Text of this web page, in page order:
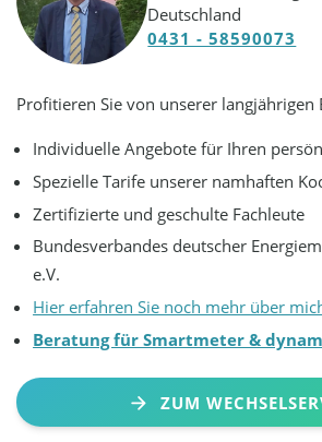
Deutschland
0431 - 58590073
Profitieren Sie von unserer langjährigen
Individuelle Angebote für Ihren
Spezielle Tarife unserer namhaften
Zertifizierte und geschulte Fachleute
Bundesverbandes deutscher
e.V.
Hier erfahren Sie noch mehr über
Beratung für Smartmeter &
ZUM